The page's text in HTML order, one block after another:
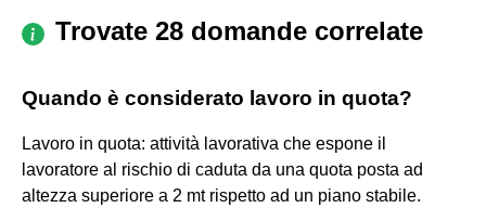
Trovate 28 domande correlate
Quando è considerato lavoro in quota?
Lavoro in quota: attività lavorativa che espone il
lavoratore al rischio di caduta da una quota posta ad
altezza superiore a 2 mt rispetto ad un piano stabile.